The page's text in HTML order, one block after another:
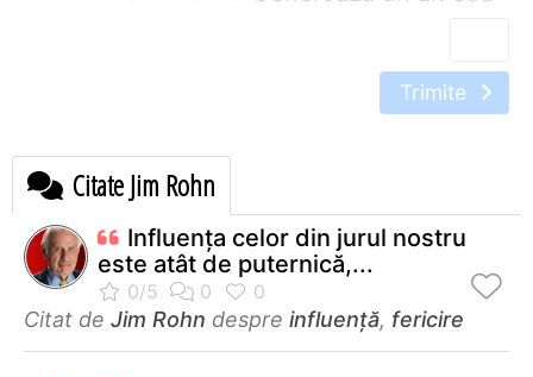
Trimite
Citate Jim Rohn
Influenţa celor din jurul nostru
este atât de puternică,...
Citat de Jim Rohn despre influență, fericire